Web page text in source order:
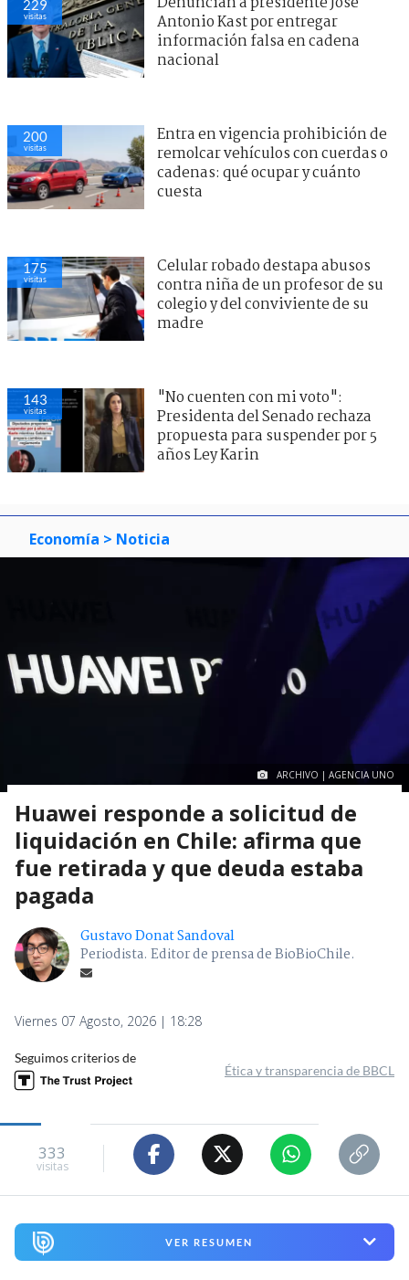
229
visitas
Antonio Kast por entregar
información falsa en cadena
nacional
200
visitas
Entra en vigencia prohibición de
remolcar vehículos con cuerdas o
cadenas: qué ocupar y cuánto
cuesta
175
visitas
Celular robado destapa abusos
contra niña de un profesor de su
colegio y del conviviente de su
madre
143
visitas
"No cuenten con mi voto":
Presidenta del Senado rechaza
propuesta para suspender por 5
años Ley Karin
Economía > Noticia
ARCHIVO | AGENCIA UNO
Huawei responde a solicitud de
liquidación en Chile: afirma que
fue retirada y que deuda estaba
pagada
Gustavo Donat Sandoval
Periodista. Editor de prensa de BioBioChile.
Viernes 07 Agosto, 2026 | 18:28
Seguimos criterios de
Ética y transparencia de BBCL
333
visitas
VER RESUMEN